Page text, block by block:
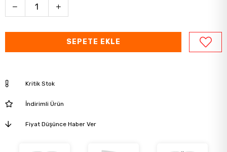
Kritik Stok
İndirimli Ürün
Fiyat Düşünce Haber Ver